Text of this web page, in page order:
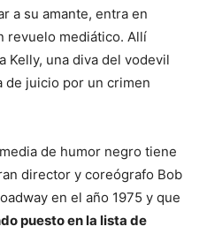
a su amante, entra en
revuelo mediático. Allí
Kelly, una diva del vodevil
de juicio por un crimen
de humor negro tiene
director y coreógrafo Bob
en el año 1975 y que
puesto en la lista de